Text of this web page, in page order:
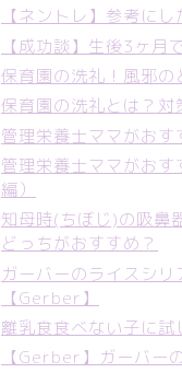
【ネントレ】参考に
【成功談】生後3ヶ月
保育園の洗礼！風邪の
保育園の洗礼とは？対
管理栄養士ママがおす
管理栄養士ママがお
編）
知母時(ちぼじ)の吸鼻
どっちがおすすめ？
ガーバーのライスシ
【Gerber】
離乳食食べない子に
【Gerber】ガーバー